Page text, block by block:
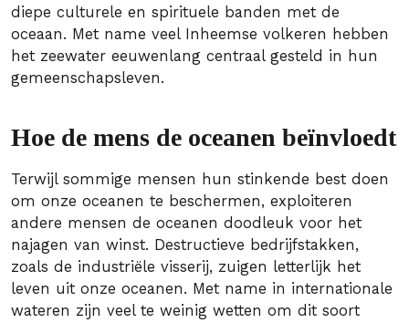
diepe culturele en spirituele banden met de
oceaan. Met name veel Inheemse volkeren hebben
het zeewater eeuwenlang centraal gesteld in hun
gemeenschapsleven.
Hoe de mens de oceanen beïnvloedt
Terwijl sommige mensen hun stinkende best doen
om onze oceanen te beschermen, exploiteren
andere mensen de oceanen doodleuk voor het
najagen van winst. Destructieve bedrijfstakken,
zoals de industriële visserij, zuigen letterlijk het
leven uit onze oceanen. Met name in internationale
wateren zijn veel te weinig wetten om dit soort